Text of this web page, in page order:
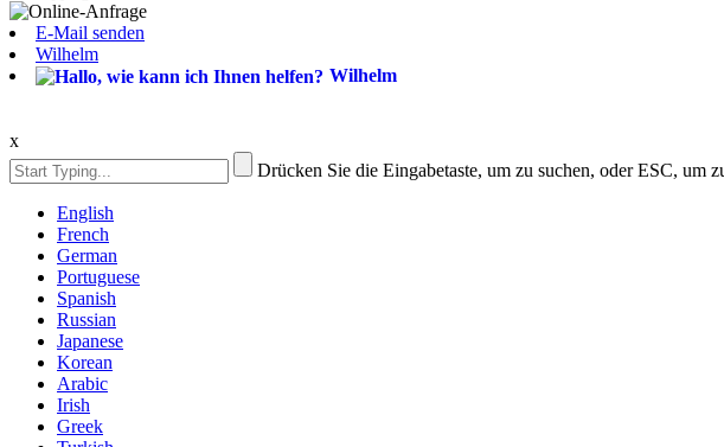
E-Mail senden
Wilhelm
Wilhelm
x
Drücken Sie die Eingabetaste, um zu suchen, oder ESC, um
English
French
German
Portuguese
Spanish
Russian
Japanese
Korean
Arabic
Irish
Greek